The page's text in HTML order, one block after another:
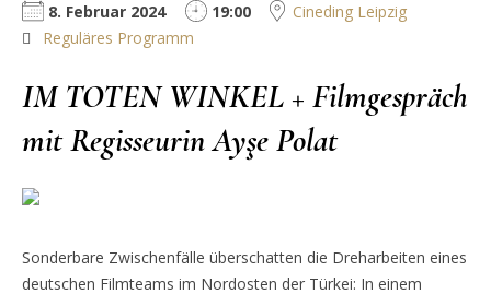
8. Februar 2024 19:00
Cineding Leipzig
Reguläres Programm
IM TOTEN WINKEL + Filmgespräch
mit Regisseurin Ayşe Polat
Sonderbare Zwischenfälle überschatten die Dreharbeiten eines
deutschen Filmteams im Nordosten der Türkei: In einem